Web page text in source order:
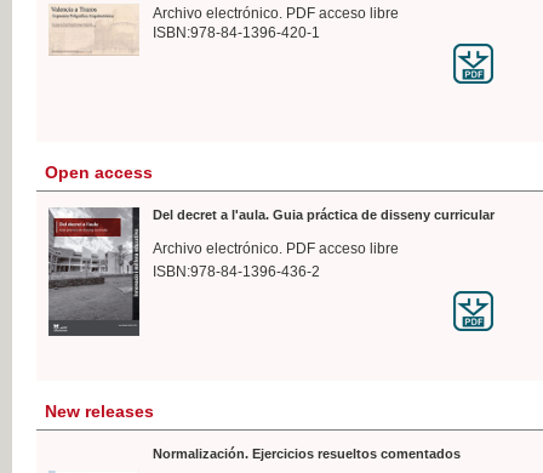
Archivo electrónico. PDF acceso libre
ISBN:978-84-1396-420-1
Open access
Del decret a l'aula. Guia práctica de disseny curricular
Archivo electrónico. PDF acceso libre
ISBN:978-84-1396-436-2
New releases
Normalización. Ejercicios resueltos comentados